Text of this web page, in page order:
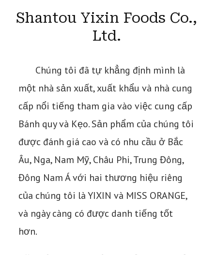
Shantou Yixin Foods Co.,
Ltd.
Chúng tôi đã tự khẳng định mình là
một nhà sản xuất, xuất khẩu và nhà cung
cấp nổi tiếng tham gia vào việc cung cấp
Bánh quy và Kẹo. Sản phẩm của chúng tôi
được đánh giá cao và có nhu cầu ở Bắc
Âu, Nga, Nam Mỹ, Châu Phi, Trung Đông,
Đông Nam Á với hai thương hiệu riêng
của chúng tôi là YIXIN và MISS ORANGE,
và ngày càng có được danh tiếng tốt
hơn.